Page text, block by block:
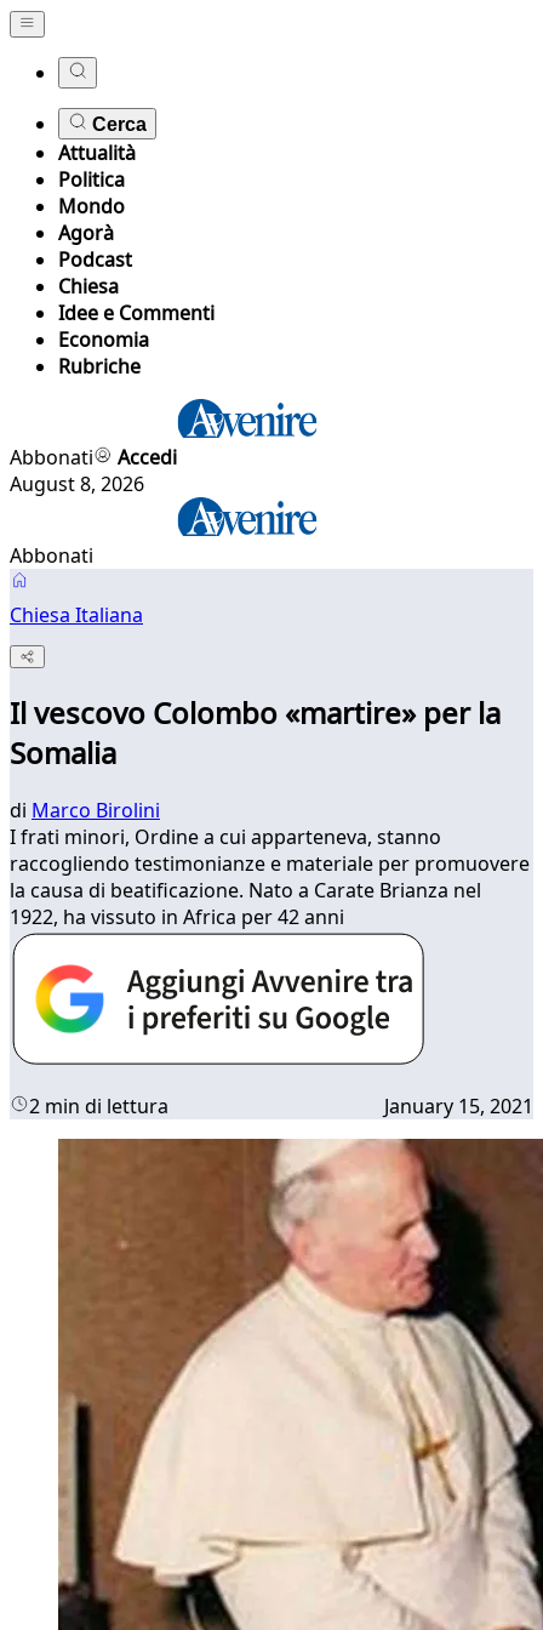
Cerca
Attualità
Politica
Mondo
Agorà
Podcast
Chiesa
Idee e Commenti
Economia
Rubriche
Abbonati
Accedi
August 8, 2026
Abbonati
Chiesa Italiana
Il vescovo Colombo «martire» per la
Somalia
di Marco Birolini
I frati minori, Ordine a cui apparteneva, stanno
raccogliendo testimonianze e materiale per promuovere
la causa di beatificazione. Nato a Carate Brianza nel
1922, ha vissuto in Africa per 42 anni
2 min di lettura January 15, 2021